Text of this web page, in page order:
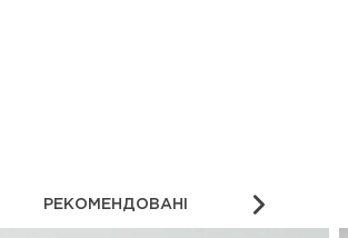
РЕКОМЕНДОВАНІ